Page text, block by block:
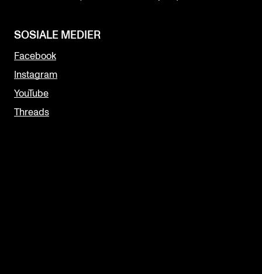
SOSIALE MEDIER
Facebook
Instagram
YouTube
Threads